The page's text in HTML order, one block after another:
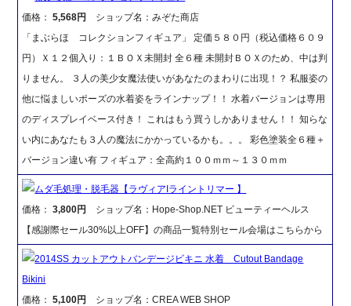
価格：5,568円
ショップ名：みぞた商店
「まぶらほ コレクションフィギュア」 定価５８０円（税込価格６０９
円）Ｘ１２個入り：１ＢＯＸ未開封 全６種 未開封ＢＯＸのため、中は判
りません。 ３人の美少女魔法使いがあなたのまわりに出現！？ 私服姿の
他に悩ましいポーズの水着姿をラインナップ！！ 水着バージョンは専用
のディスプレイベース付き！ これはもう買うしかありません！！ 知らな
い内にあなたも３人の魔法にかかっているかも。。。 彩色塗装全６種＋
バージョン違い有 フィギュア：全高約１００ｍｍ～１３０ｍｍ
ムダ毛処理・脱毛器【ラヴィアIライントリマー 】
価格：3,800円
ショップ名：Hope-Shop.NET ビューティーヘルス
【感謝際セール30%以上OFF】の商品一覧特別セール会場はこちらから
2014SS カットアウトバンデージビキニ 水着 Cutout Bandage
Bikini
価格：5,100円 ショップ名：CREA WEB SHOP